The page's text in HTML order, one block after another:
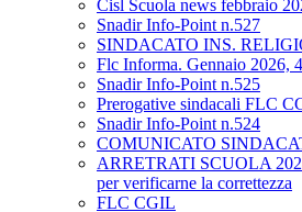
Cisl Scuola news febbraio
Snadir Info-Point n.527
SINDACATO INS.
Flc Informa. Gennaio 2026, 4
Snadir Info-Point n.525
Prerogative sindacali FLC
Snadir Info-Point n.524
COMUNICATO
ARRETRATI SCUOLA
per verificarne la correttezza
FLC CGIL